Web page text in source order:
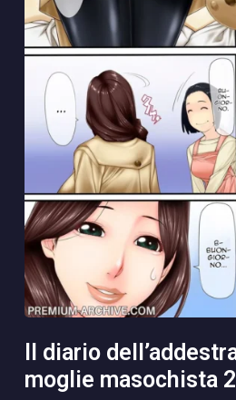
moglie masochista 2